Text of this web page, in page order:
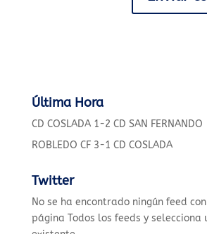
Última Hora
CD COSLADA 1-2 CD SAN FERNANDO
ROBLEDO CF 3-1 CD COSLADA
Twitter
No se ha encontrado ningún feed
página Todos los feeds y selecciona